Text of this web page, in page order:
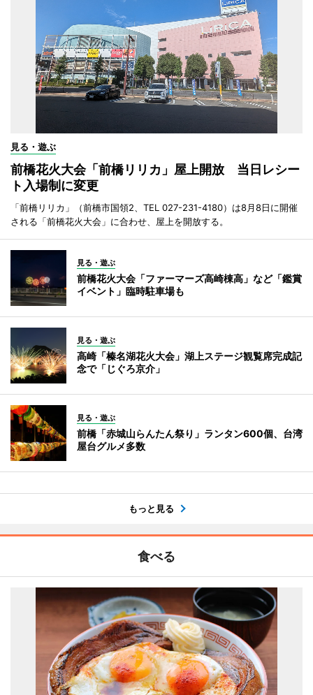
見る・遊ぶ
前橋花火大会「前橋リリカ」屋上開放 当日レシー
ト入場制に変更
「前橋リリカ」（前橋市国領2、TEL 027-231-4180）は8月8日に開催
される「前橋花火大会」に合わせ、屋上を開放する。
見る・遊ぶ
前橋花火大会「ファーマーズ高崎棟高」など「鑑賞
イベント」臨時駐車場も
見る・遊ぶ
高崎「榛名湖花火大会」湖上ステージ観覧席完成記
念で「じぐろ京介」
見る・遊ぶ
前橋「赤城山らんたん祭り」ランタン600個、台湾
屋台グルメ多数
もっと見る
食べる